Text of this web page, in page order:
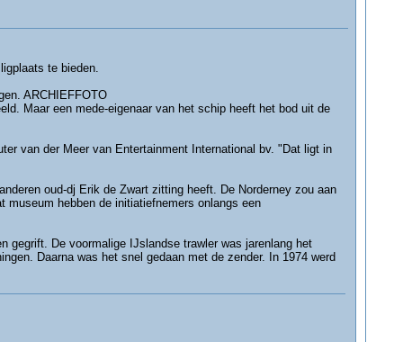
te bieden.
ARCHIEFFOTO
Maar een mede-eigenaar van het schip heeft het bod uit de
van der Meer van Entertainment International bv. "Dat ligt in
oud-dj Erik de Zwart zitting heeft. De Norderney zou aan
hebben de initiatiefnemers onlangs een
gegrift. De voormalige IJslandse trawler was jarenlang het
Daarna was het snel gedaan met de zender. In 1974 werd